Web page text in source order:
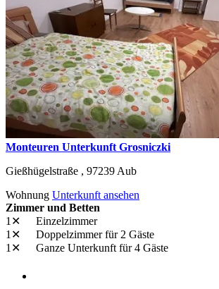
Monteuren Unterkunft Grosniczki
Gießhügelstraße , 97239Aub
Wohnung Unterkunft ansehen
Zimmer und Betten
1✕
Einzelzimmer
1✕
Doppelzimmerfür 2 Gäste
1✕
Ganze Unterkunftfür 4 Gäste